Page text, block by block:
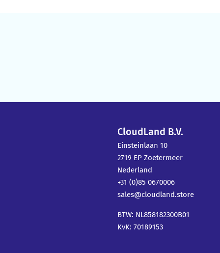
CloudLand B.V.
Einsteinlaan 10
2719 EP Zoetermeer
Nederland
+31 (0)85 0670006
sales@cloudland.store
BTW: NL858182300B01
KvK: 70189153